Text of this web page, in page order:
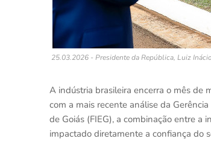
25.03.2026 - Presidente da República, Luiz
A indústria brasileira encerra o mês de
com a mais recente análise da
de Goiás (FIEG), a combinação entre
impactado diretamente a confiança do